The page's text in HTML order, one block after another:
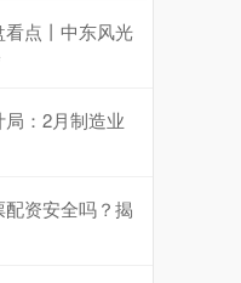
点丨中东风光
：2月制造业
资安全吗？揭